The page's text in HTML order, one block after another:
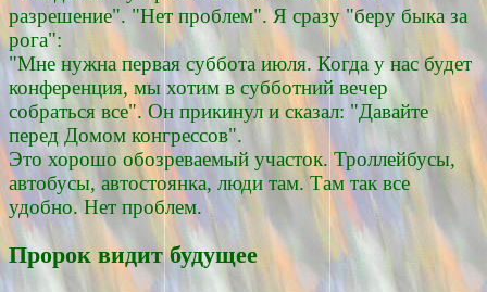
разрешение". "Нет проблем". Я сразу "беру быка за
рога":
"Мне нужна первая суббота июля. Когда у нас будет
конференция, мы хотим в субботний вечер
собраться все". Он прикинул и сказал: "Давайте
перед Домом конгрессов".
Это хорошо обозреваемый участок. Троллейбусы,
автобусы, автостоянка, люди там. Там так все
удобно. Нет проблем.
Пророк видит будущее